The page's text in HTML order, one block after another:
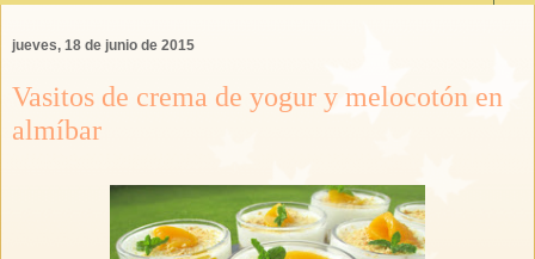
jueves, 18 de junio de 2015
Vasitos de crema de yogur y melocotón en
almíbar